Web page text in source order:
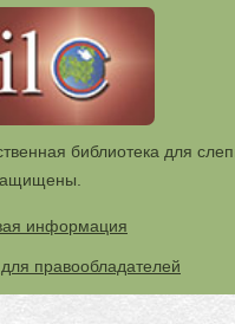
библиотека для
информация
правообладателей